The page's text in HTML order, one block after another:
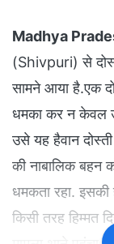
Madhya
(Shivpuri) से
सामने आया है.एक
धमका कर न केवल
उसे यह हैवान
की नाबालिक बहन
धमकता रहा.
किसी तरह हिम्मत